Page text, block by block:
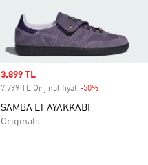
Sale price
3.899 TL
7.799 TL Orijinal fiyat -50%
SAMBA LT AYAKKABI
Originals